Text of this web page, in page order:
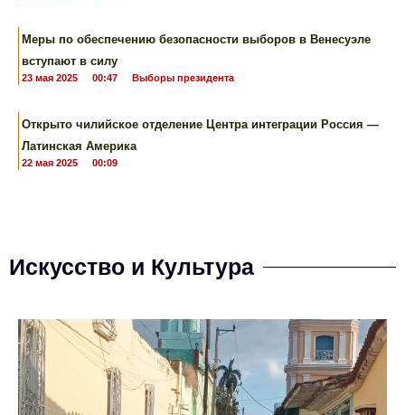
Меры по обеспечению безопасности выборов в Венесуэле
вступают в силу
23 мая 2025 00:47 Выборы президента
Открыто чилийское отделение Центра интеграции Россия —
Латинская Америка
22 мая 2025 00:09
Искусство и Культура